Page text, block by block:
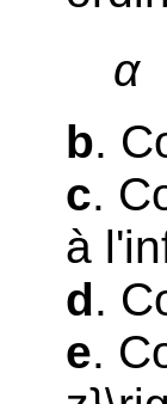
α
b.
c.
à
d.
e.